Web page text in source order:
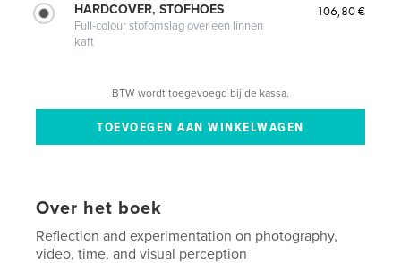
HARDCOVER, STOFHOES
Full-colour stofomslag over een linnen
kaft
106,80 €
BTW wordt toegevoegd bij de kassa.
Over het boek
Reflection and experimentation on photography,
video, time, and visual perception